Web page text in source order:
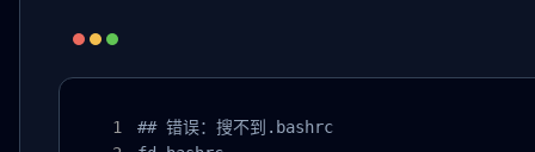
## 错误：搜不到.bashrc